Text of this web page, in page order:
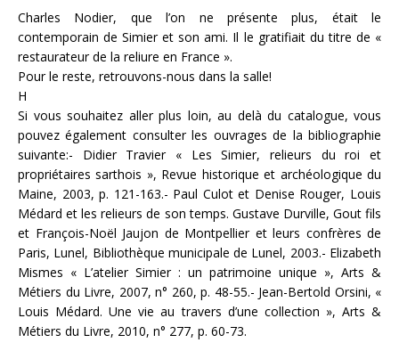
Charles Nodier, que l’on ne présente plus, était le
contemporain de Simier et son ami. Il le gratifiait du titre de «
restaurateur de la reliure en France ».
Pour le reste, retrouvons-nous dans la salle!
H
Si vous souhaitez aller plus loin, au delà du catalogue, vous
pouvez également consulter les ouvrages de la bibliographie
suivante:- Didier Travier « Les Simier, relieurs du roi et
propriétaires sarthois », Revue historique et archéologique du
Maine, 2003, p. 121-163.- Paul Culot et Denise Rouger, Louis
Médard et les relieurs de son temps. Gustave Durville, Gout fils
et François-Noël Jaujon de Montpellier et leurs confrères de
Paris, Lunel, Bibliothèque municipale de Lunel, 2003.- Elizabeth
Mismes « L’atelier Simier : un patrimoine unique », Arts &
Métiers du Livre, 2007, n° 260, p. 48-55.- Jean-Bertold Orsini, «
Louis Médard. Une vie au travers d’une collection », Arts &
Métiers du Livre, 2010, n° 277, p. 60-73.